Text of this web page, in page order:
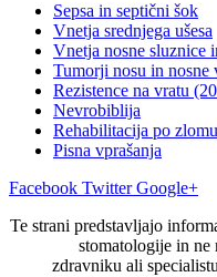
Sepsa in septični šok
Vnetja srednjega ušesa
Vnetja nosne sluznice
Tumorji nosu in nosne
Rezistence na vratu
Nevrobiblija
Rehabilitacija po zlomu
Pisna vprašanja
Facebook Twitter Google+
Te strani predstavljajo
stomatologije in ne
zdravniku ali